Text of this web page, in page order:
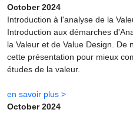
October 2024
Introduction à l'analyse de la
Introduction aux démarches
la Valeur et de Value Design. De
cette présentation pour mieux
études de la valeur.
en savoir plus >
October 2024